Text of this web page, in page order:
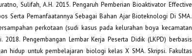
Sulifah, A.H. 2015. Pengaruh Pemberian Bioaktivator Effective
Serta Pemanfaatannya Sebagai Bahan Ajar Bioteknologi Di SMA.
perkotaan (sudi kasus pada kelurahan boya kecamatan
Pengembangan Lembar Kerja Peserta Didik (LKPD) berbasis
hidup untuk pembelajaran biologi kelas X SMA. Skripsi. Fakultas